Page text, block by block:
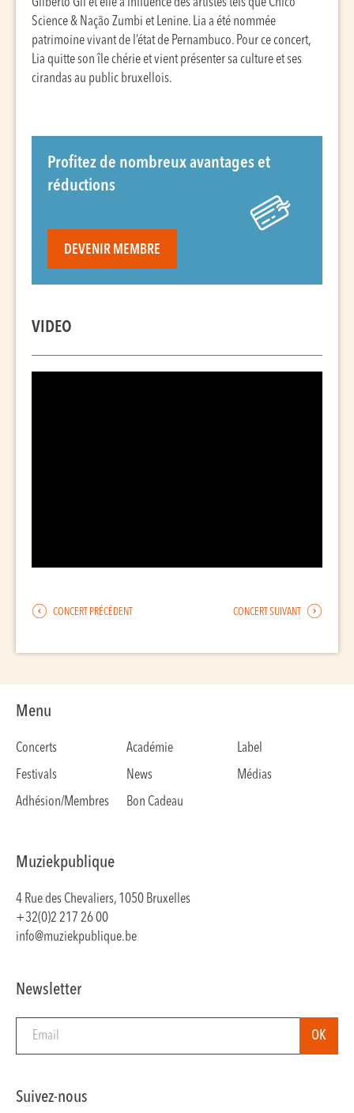
Gilberto Gil et elle a influencé des artistes tels que Chico
Science & Nação Zumbi et Lenine. Lia a été nommée
patrimoine vivant de l’état de Pernambuco. Pour ce concert,
Lia quitte son île chérie et vient présenter sa culture et ses
cirandas au public bruxellois.
Profitez de nombreux avantages et
réductions
DEVENIR MEMBRE
VIDEO
CONCERT PRÉCÉDENT CONCERT SUIVANT
Menu
Concerts Académie
Label
Festivals
News
Médias
Adhésion/Membres
Bon Cadeau
Muziekpublique
4 Rue des Chevaliers, 1050 Bruxelles
+32(0)2 217 26 00
info@muziekpublique.be
Newsletter
Suivez-nous